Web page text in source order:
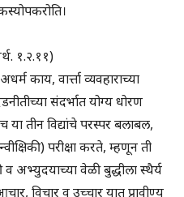
१.२.११)
काय, वार्त्ता व्यवहाराच्या
संदर्भात योग्य धोरण
तीन विद्यांचे परस्पर बलाबल,
परीक्षा करते, म्हणून ती
अभ्युदयाच्या वेळी बुद्धीला स्थैर्य
विचार व उच्चार यात प्रावीण्य